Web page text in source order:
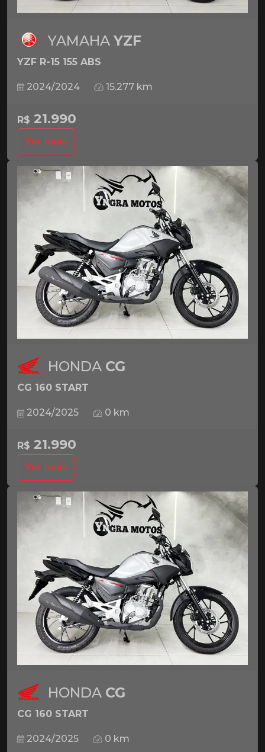
YAMAHA YZF
YZF R-15 155 ABS
2024/2024 15.277 km
R$ 21.990
Ver mais
HONDA CG
CG 160 START
2024/2025 0 km
R$ 21.990
Ver mais
HONDA CG
CG 160 START
2024/2025 0 km